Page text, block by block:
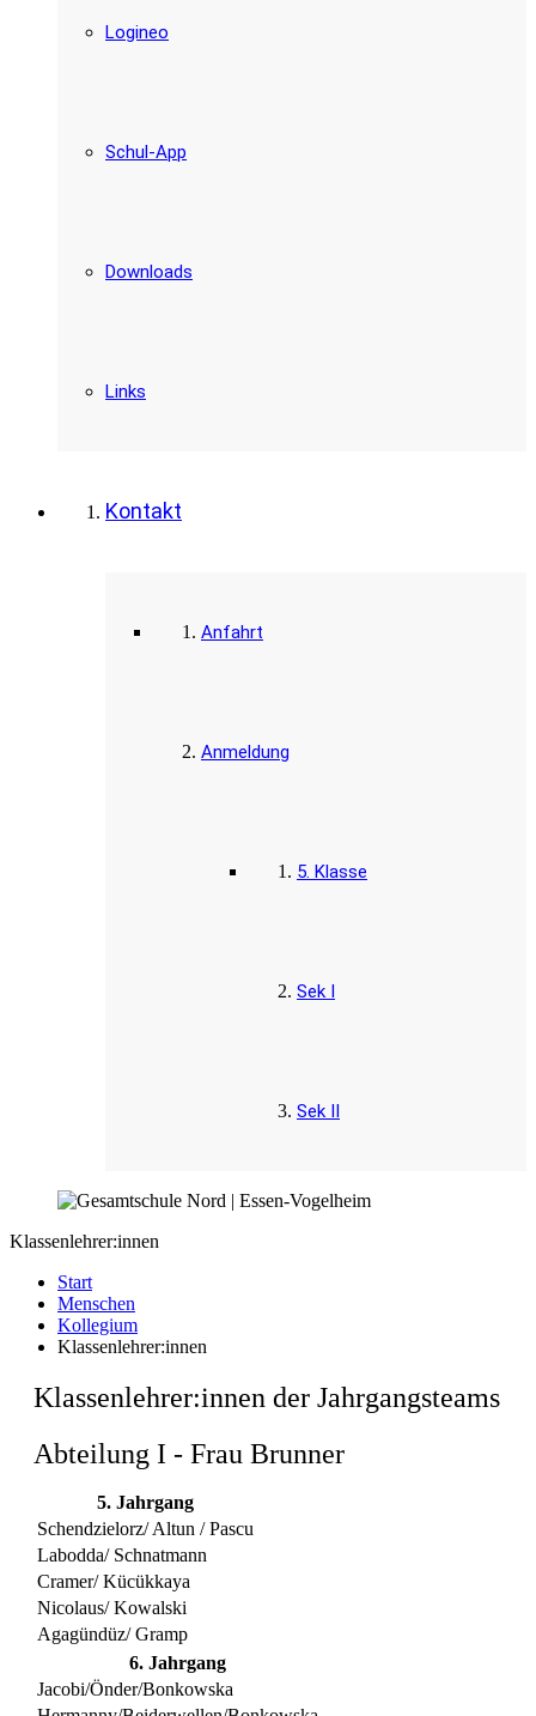
Logineo
Schul-App
Downloads
Links
Kontakt
Anfahrt
Anmeldung
5. Klasse
Sek I
Sek II
Klassenlehrer:innen
Start
Menschen
Kollegium
Klassenlehrer:innen
Klassenlehrer:innen der Jahrgangsteams
Abteilung I - Frau Brunner
5. Jahrgang
Schendzielorz/ Altun / Pascu
Labodda/ Schnatmann
Cramer/ Kücükkaya
Nicolaus/ Kowalski
Agagündüz/ Gramp
6. Jahrgang
Jacobi/Önder/Bonkowska